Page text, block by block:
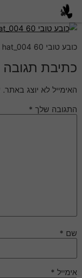
כובע טובי 60 Tubi 60 hat_004
כתיבת תגובה
האימייל לא יוצג באתר.
התגובה שלך *
שם *
אימייל *